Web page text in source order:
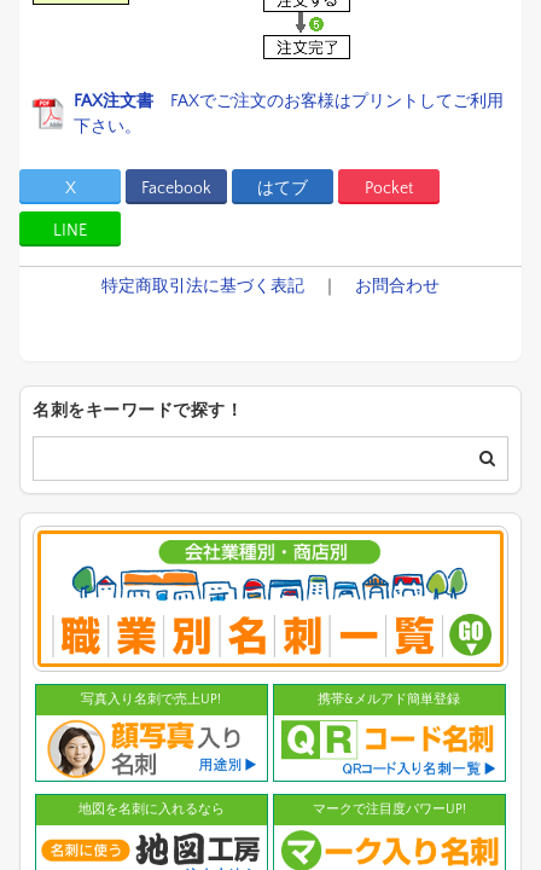
FAX注文書 FAXでご注文のお客様はプリントしてご利用
下さい。
X Facebook はてブ Pocket
LINE
特定商取引法に基づく表記 お問合わせ
名刺をキーワードで探す！
写真入り名刺で売上UP! 携帯&メルアド簡単登録
地図を名刺に入れるなら マークで注目度パワーUP!